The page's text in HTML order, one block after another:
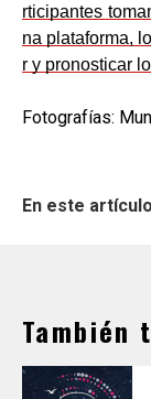
rticipantes
na plataforma,
r y pronosticar
Fotografías:
En este artículo
También